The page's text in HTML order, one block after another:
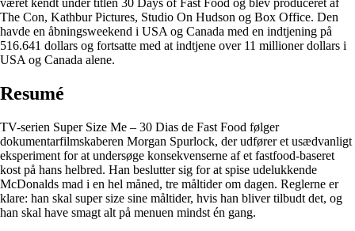
The Con, Kathbur Pictures, Studio On Hudson og Box Office. Den
havde en åbningsweekend i USA og Canada med en indtjening på
516.641 dollars og fortsatte med at indtjene over 11 millioner dollars i
USA og Canada alene.
Resumé
TV-serien Super Size Me – 30 Dias de Fast Food følger
dokumentarfilmskaberen Morgan Spurlock, der udfører et usædvanligt
eksperiment for at undersøge konsekvenserne af et fastfood-baseret
kost på hans helbred. Han beslutter sig for at spise udelukkende
McDonalds mad i en hel måned, tre måltider om dagen. Reglerne er
klare: han skal super size sine måltider, hvis han bliver tilbudt det, og
han skal have smagt alt på menuen mindst én gang.